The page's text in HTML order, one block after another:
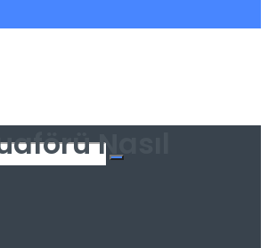
Nasıl